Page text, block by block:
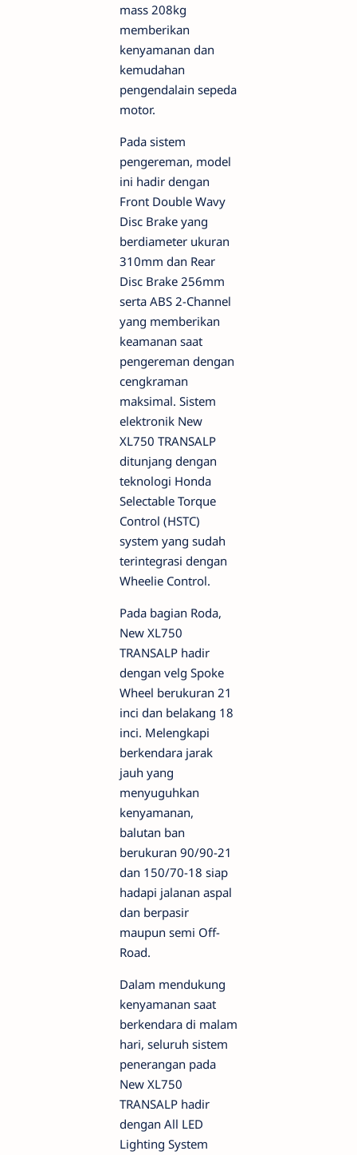
mass 208kg
memberikan
kenyamanan dan
kemudahan
pengendalain sepeda
motor.
Pada sistem
pengereman, model
ini hadir dengan
Front Double Wavy
Disc Brake yang
berdiameter ukuran
310mm dan Rear
Disc Brake 256mm
serta ABS 2-Channel
yang memberikan
keamanan saat
pengereman dengan
cengkraman
maksimal. Sistem
elektronik New
XL750 TRANSALP
ditunjang dengan
teknologi Honda
Selectable Torque
Control (HSTC)
system yang sudah
terintegrasi dengan
Wheelie Control.
Pada bagian Roda,
New XL750
TRANSALP hadir
dengan velg Spoke
Wheel berukuran 21
inci dan belakang 18
inci. Melengkapi
berkendara jarak
jauh yang
menyuguhkan
kenyamanan,
balutan ban
berukuran 90/90-21
dan 150/70-18 siap
hadapi jalanan aspal
dan berpasir
maupun semi Off-
Road.
Dalam mendukung
kenyamanan saat
berkendara di malam
hari, seluruh sistem
penerangan pada
New XL750
TRANSALP hadir
dengan All LED
Lighting System